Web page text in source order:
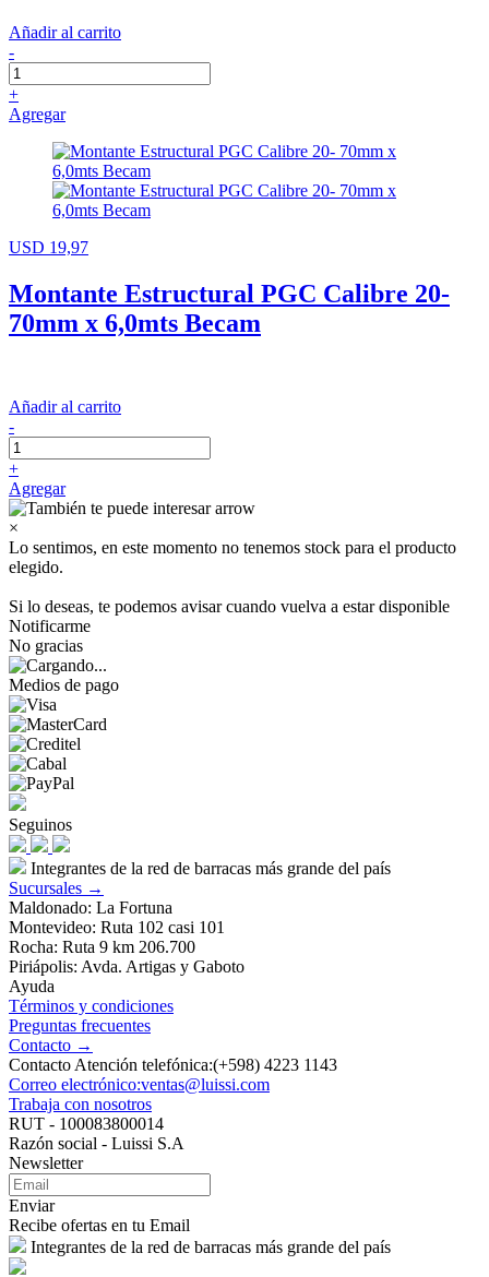
Añadir al carrito
-
+
Agregar
USD 19,97
Montante Estructural PGC Calibre 20-
70mm x 6,0mts Becam
Añadir al carrito
-
+
Agregar
×
Lo sentimos, en este momento no tenemos stock para el producto
elegido.
Si lo deseas, te podemos avisar cuando vuelva a estar disponible
Notificarme
No gracias
Medios de pago
Seguinos
Integrantes de la red de barracas más grande del país
Sucursales →
Maldonado: La Fortuna
Montevideo: Ruta 102 casi 101
Rocha: Ruta 9 km 206.700
Piriápolis: Avda. Artigas y Gaboto
Ayuda
Términos y condiciones
Preguntas frecuentes
Contacto →
Contacto Atención telefónica:(+598) 4223 1143
Correo electrónico:ventas@luissi.com
Trabaja con nosotros
RUT - 100083800014
Razón social - Luissi S.A
Newsletter
Enviar
Recibe ofertas en tu Email
Integrantes de la red de barracas más grande del país